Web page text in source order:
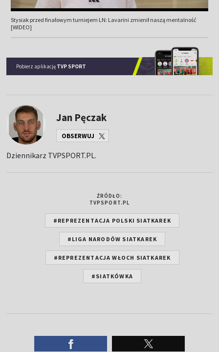
Stysiak przed finałowym turniejem LN: Lavarini zmienił naszą mentalność
[WIDEO]
Pobierz aplikację TVP SPORT
Jan Pęczak
OBSERWUJ
Dziennikarz TVPSPORT.PL.
ŹRÓDŁO:
TVPSPORT.PL
#REPREZENTACJA POLSKI SIATKAREK
#LIGA NARODÓW SIATKAREK
#REPREZENTACJA WŁOCH SIATKAREK
#SIATKÓWKA